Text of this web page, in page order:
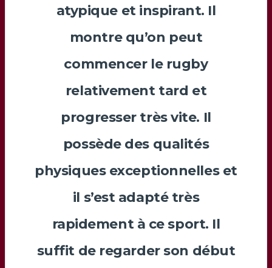
atypique et inspirant. Il
montre qu’on peut
commencer le rugby
relativement tard et
progresser très vite. Il
possède des qualités
physiques exceptionnelles et
il s’est adapté très
rapidement à ce sport. Il
suffit de regarder son début